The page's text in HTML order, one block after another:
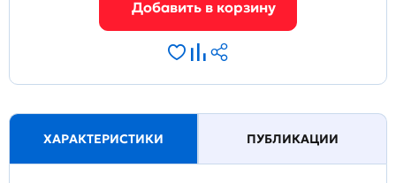
ХАРАКТЕРИСТИКИ ПУБЛИКАЦИИ